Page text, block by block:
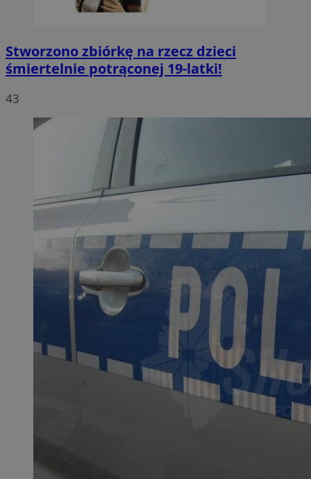
Stworzono zbiórkę na rzecz dzieci
śmiertelnie potrąconej 19-latki!
43